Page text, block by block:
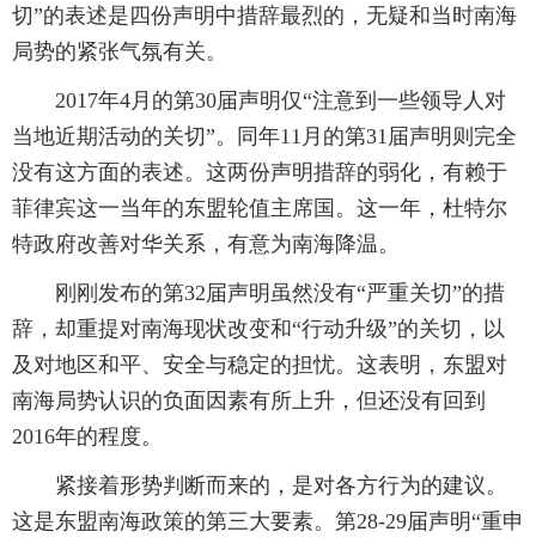
切”的表述是四份声明中措辞最烈的，无疑和当时南海
局势的紧张气氛有关。
2017年4月的第30届声明仅“注意到一些领导人对
当地近期活动的关切”。同年11月的第31届声明则完全
没有这方面的表述。这两份声明措辞的弱化，有赖于
菲律宾这一当年的东盟轮值主席国。这一年，杜特尔
特政府改善对华关系，有意为南海降温。
刚刚发布的第32届声明虽然没有“严重关切”的措
辞，却重提对南海现状改变和“行动升级”的关切，以
及对地区和平、安全与稳定的担忧。这表明，东盟对
南海局势认识的负面因素有所上升，但还没有回到
2016年的程度。
紧接着形势判断而来的，是对各方行为的建议。
这是东盟南海政策的第三大要素。第28-29届声明“重申